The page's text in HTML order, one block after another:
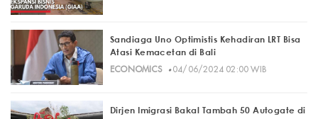
Sandiaga Uno Optimistis Kehadiran LRT Bisa
Atasi Kemacetan di Bali
ECONOMICS· 04/06/2024 02:00 WIB
Dirjen Imigrasi Bakal Tambah 50 Autogate di